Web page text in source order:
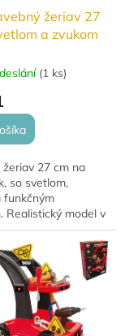
žeriav 27
a zvukom
(1 ks)
žeriav 27 cm na
so svetlom,
funkčným
Realistický model v
pre malých
Batéria 3 × LR44
na...